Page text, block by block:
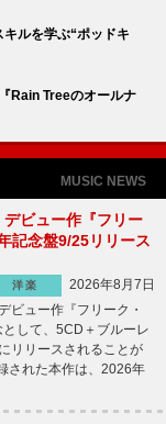
ルを学ぶ“ポッドキ
Rain Treeのオールナ
MUSIC NEWS
ビュー作『フリー
記念盤9/25リリース
洋楽
2026年8月7日
ビュー作『フリーク・
して、5CD＋ブルーレ
リリースされることが
された本作は、2026年